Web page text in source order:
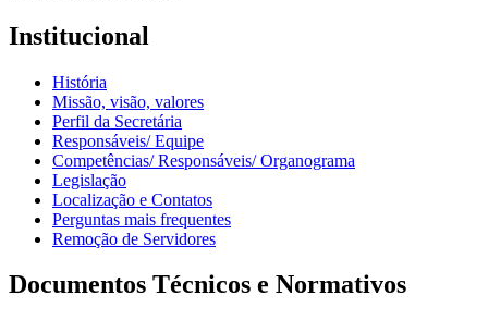
Institucional
História
Missão, visão, valores
Perfil da Secretária
Responsáveis/ Equipe
Competências/ Responsáveis/ Organograma
Legislação
Localização e Contatos
Perguntas mais frequentes
Remoção de Servidores
Documentos Técnicos e Normativos